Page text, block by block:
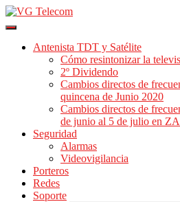
Cambiar
navegación
Antenista TDT y Satélite
Cómo resintonizar la
2º Dividendo
Cambios directos de
quincena de Junio 2020
Cambios directos de
de junio al 5 de julio en
Seguridad
Alarmas
Videovigilancia
Porteros
Redes
Soporte